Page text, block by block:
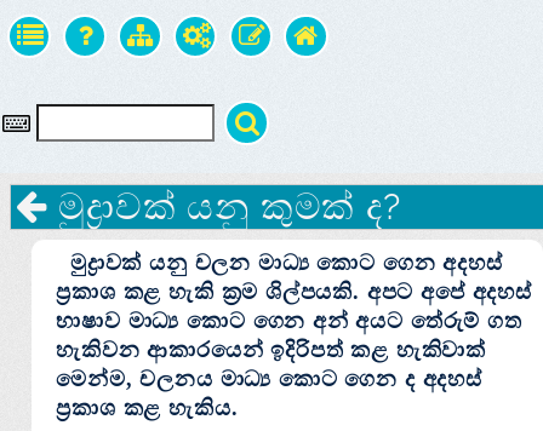
මුද්‍රාවක්‌ යනු කුමක්‌ ද?
මුද්‍රාවක්‌ යනු චලන මාධ්‍ය කොට ගෙන අදහස්‌
ප්‍රකාශ කළ හැකි ක්‍රම ශිල්පයකි. අපට අපේ අදහස්‌
භාෂාව මාධ්‍ය කොට ගෙන අන් අයට තේරුම් ගත
හැකිවන ආකාරයෙන් ඉදිරිපත් කළ හැකිවාක්‌
මෙන්ම, චලනය මාධ්‍ය කොට ගෙන ද අදහස්‌
ප්‍රකාශ කළ හැකිය.